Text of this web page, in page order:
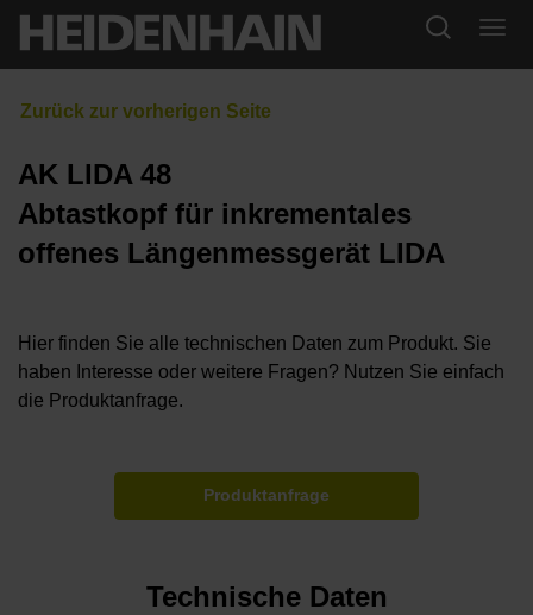
AK LIDA 48
Abtastkopf für inkrementales
offenes Längenmessgerät LIDA
Hier finden Sie alle technischen Daten zum Produkt. Sie
haben Interesse oder weitere Fragen? Nutzen Sie einfach
die Produktanfrage.
Produktanfrage
Technische Daten